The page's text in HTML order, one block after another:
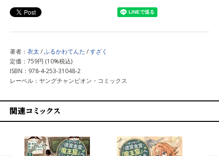
著者： 衣太/ふるかわてんた /すざく
定価：759円 (10%税込)
ISBN：978-4-253-31048-2
レーベル：ヤングチャンピオン・コミックス